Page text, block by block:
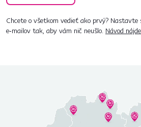
Chcete o všetkom vedieť ako prvý? Nastavte
e‑mailov tak, aby vám nič neušlo. Návod